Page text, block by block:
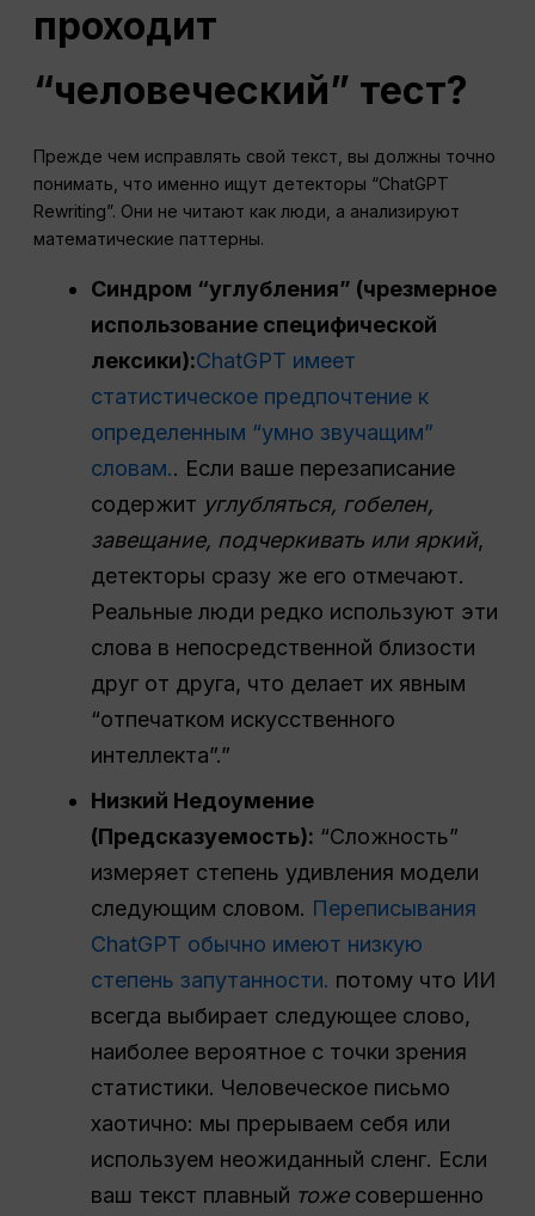
проходит
“человеческий” тест?
Прежде чем исправлять свой текст, вы должны точно
понимать, что именно ищут детекторы “ChatGPT
Rewriting”. Они не читают как люди, а анализируют
математические паттерны.
Синдром “углубления” (чрезмерное
использование специфической
лексики):ChatGPT имеет
статистическое предпочтение к
определенным “умно звучащим”
словам.. Если ваше перезаписание
содержит углубляться, гобелен,
завещание, подчеркивать или яркий,
детекторы сразу же его отмечают.
Реальные люди редко используют эти
слова в непосредственной близости
друг от друга, что делает их явным
“отпечатком искусственного
интеллекта”.”
Низкий Недоумение
(Предсказуемость): “Сложность”
измеряет степень удивления модели
следующим словом. Переписывания
ChatGPT обычно имеют низкую
степень запутанности. потому что ИИ
всегда выбирает следующее слово,
наиболее вероятное с точки зрения
статистики. Человеческое письмо
хаотично: мы прерываем себя или
используем неожиданный сленг. Если
ваш текст плавный тожесовершенно